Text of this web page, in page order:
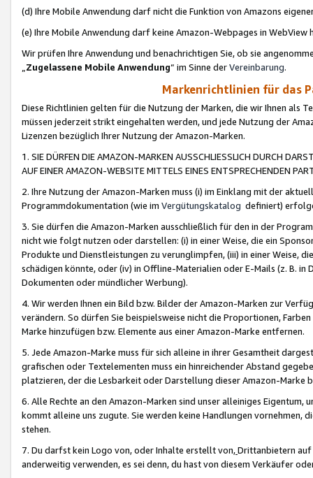
(d) Ihre Mobile Anwendung darf nicht die Funktion von Amazons
(e) Ihre Mobile Anwendung darf keine Amazon-Webpages in WebView
Wir prüfen Ihre Anwendung und benachrichtigen Sie, ob sie
„Zugelassene Mobile Anwendung“ im Sinne derVereinbarung.
Markenrichtlinien für das
Diese Richtlinien gelten für die Nutzung der Marken, die wir Ihnen als
müssen jederzeit strikt eingehalten werden, und jede Nutzung der
Lizenzen bezüglich Ihrer Nutzung der Amazon-Marken.
1. SIE DÜRFEN DIE AMAZON-MARKEN AUSSCHLIESSLICH DURCH
AUF EINER AMAZON-WEBSITE MITTELS EINES ENTSPRECHENDEN
2. Ihre Nutzung der Amazon-Marken muss (i) im Einklang mit der
Programmdokumentation (wie im Vergütungskatalog definiert)
3. Sie dürfen die Amazon-Marken ausschließlich für den in der
nicht wie folgt nutzen oder darstellen: (i) in einer Weise, die ein
Produkte und Dienstleistungen zu verunglimpfen, (iii) in einer Weise,
schädigen könnte, oder (iv) in Offline-Materialien oder E-Mails (z. B. in
Dokumenten oder mündlicher Werbung).
4. Wir werden Ihnen ein Bild bzw. Bilder der Amazon-Marken zur
verändern. So dürfen Sie beispielsweise nicht die Proportionen,
Marke hinzufügen bzw. Elemente aus einer Amazon-Marke entfernen.
5. Jede Amazon-Marke muss für sich alleine in ihrer Gesamtheit
grafischen oder Textelementen muss ein hinreichender Abstand
platzieren, der die Lesbarkeit oder Darstellung dieser Amazon-Marke
6. Alle Rechte an den Amazon-Marken sind unser alleiniges
kommt alleine uns zugute. Sie werden keine Handlungen vornehmen,
stehen.
7. Du darfst kein Logo von, oder Inhalte erstellt von,Drittanbietern auf
anderweitig verwenden, es sei denn, du hast von diesem Verkäufer